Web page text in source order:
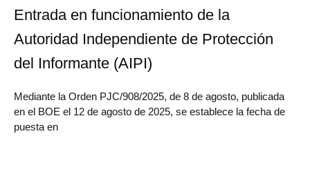
Entrada en funcionamiento de la
Autoridad Independiente de Protección
del Informante (AIPI)
Mediante la Orden PJC/908/2025, de 8 de agosto, publicada
en el BOE el 12 de agosto de 2025, se establece la fecha de
puesta en